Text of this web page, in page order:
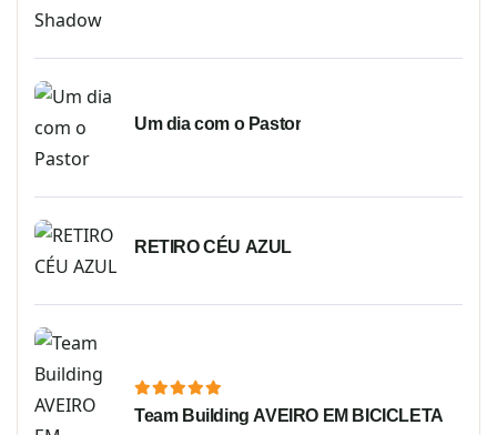
Um dia com o Pastor
RETIRO CÉU AZUL
Team Building AVEIRO EM BICICLETA